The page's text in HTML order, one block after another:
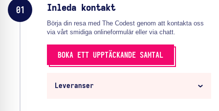
01 Inleda kontakt
Börja din resa med The Codest genom att kontakta oss
via vårt smidiga onlineformulär eller via chatt.
BOKA ETT UPPTÄCKANDE SAMTAL
Leveranser